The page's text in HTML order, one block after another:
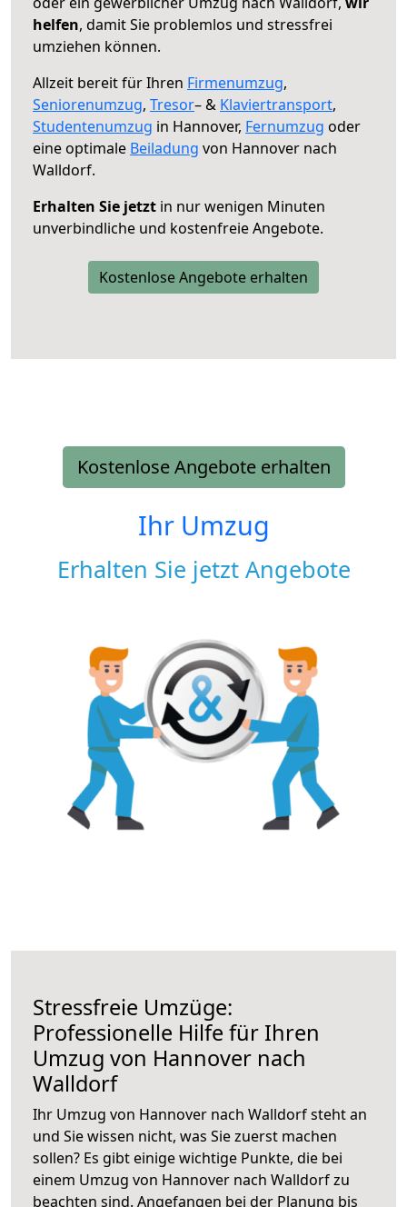
helfen, damit Sie problemlos und stressfrei
umziehen können.
Allzeit bereit für Ihren Firmenumzug,
Seniorenumzug, Tresor– & Klaviertransport,
Studentenumzug in Hannover, Fernumzug oder
eine optimale Beiladung von Hannover nach
Walldorf.
Erhalten Sie jetzt in nur wenigen Minuten
unverbindliche und kostenfreie Angebote.
Kostenlose Angebote erhalten
Kostenlose Angebote erhalten
Ihr Umzug
Erhalten Sie jetzt Angebote
Stressfreie Umzüge:
Professionelle Hilfe für Ihren
Umzug von Hannover nach
Walldorf
Ihr Umzug von Hannover nach Walldorf steht an
und Sie wissen nicht, was Sie zuerst machen
sollen? Es gibt einige wichtige Punkte, die bei
einem Umzug von Hannover nach Walldorf zu
beachten sind. Angefangen bei der Planung bis